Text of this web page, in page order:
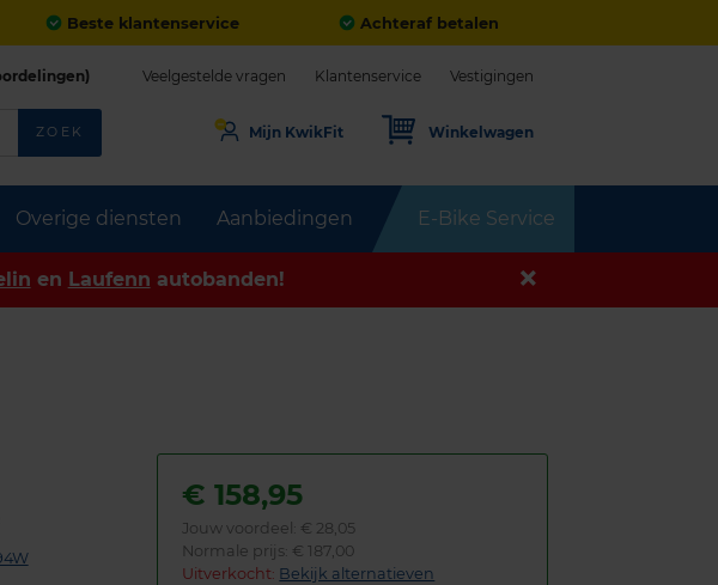
Beste klantenservice Achteraf betalen
Overige diensten Aanbiedingen E-Bike Service
Veelgestelde vragen Klantenservice Vestigingen
ZOEK Mijn KwikFit Winkelwagen
en Laufenn autobanden!
€158,95
Jouw voordeel: € 28,05
Normale prijs: € 187,00
Uitverkocht: Bekijk alternatieven